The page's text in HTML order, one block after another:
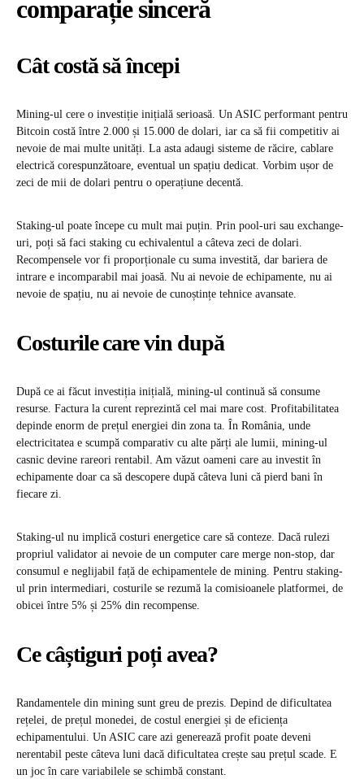
comparație sinceră
Cât costă să începi
Mining-ul cere o investiție inițială serioasă. Un ASIC performant pentru
Bitcoin costă între 2.000 și 15.000 de dolari, iar ca să fii competitiv ai
nevoie de mai multe unități. La asta adaugi sisteme de răcire, cablare
electrică corespunzătoare, eventual un spațiu dedicat. Vorbim ușor de
zeci de mii de dolari pentru o operațiune decentă.
Staking-ul poate începe cu mult mai puțin. Prin pool-uri sau exchange-
uri, poți să faci staking cu echivalentul a câteva zeci de dolari.
Recompensele vor fi proporționale cu suma investită, dar bariera de
intrare e incomparabil mai joasă. Nu ai nevoie de echipamente, nu ai
nevoie de spațiu, nu ai nevoie de cunoștințe tehnice avansate.
Costurile care vin după
După ce ai făcut investiția inițială, mining-ul continuă să consume
resurse. Factura la curent reprezintă cel mai mare cost. Profitabilitatea
depinde enorm de prețul energiei din zona ta. În România, unde
electricitatea e scumpă comparativ cu alte părți ale lumii, mining-ul
casnic devine rareori rentabil. Am văzut oameni care au investit în
echipamente doar ca să descopere după câteva luni că pierd bani în
fiecare zi.
Staking-ul nu implică costuri energetice care să conteze. Dacă rulezi
propriul validator ai nevoie de un computer care merge non-stop, dar
consumul e neglijabil față de echipamentele de mining. Pentru staking-
ul prin intermediari, costurile se rezumă la comisioanele platformei, de
obicei între 5% și 25% din recompense.
Ce câștiguri poți avea?
Randamentele din mining sunt greu de prezis. Depind de dificultatea
rețelei, de prețul monedei, de costul energiei și de eficiența
echipamentului. Un ASIC care azi generează profit poate deveni
nerentabil peste câteva luni dacă dificultatea crește sau prețul scade. E
un joc în care variabilele se schimbă constant.